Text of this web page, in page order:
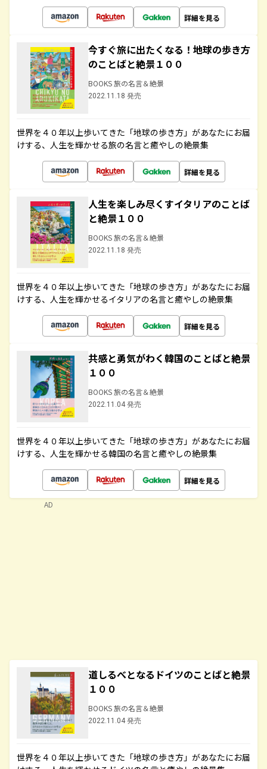
詳細を見る
今すぐ旅に出たくなる！地球の歩き方
のことばと絶景１００
BOOKS 旅の名言＆絶景
2022.11.18 発売
世界を４０年以上歩いてきた「地球の歩き方」があなたにお届
けする、人生を輝かせる旅の名言と癒やしの絶景集
詳細を見る
人生を楽しみ尽くすイタリアのことば
と絶景１００
BOOKS 旅の名言＆絶景
2022.11.18 発売
世界を４０年以上歩いてきた「地球の歩き方」があなたにお届
けする、人生を輝かせるイタリアの名言と癒やしの絶景集
詳細を見る
共感と勇気がわく韓国のことばと絶景
１００
BOOKS 旅の名言＆絶景
2022.11.04 発売
世界を４０年以上歩いてきた「地球の歩き方」があなたにお届
けする、人生を輝かせる韓国の名言と癒やしの絶景集
詳細を見る
道しるべとなるドイツのことばと絶景
１００
BOOKS 旅の名言＆絶景
2022.11.04 発売
世界を４０年以上歩いてきた「地球の歩き方」があなたにお届
AD